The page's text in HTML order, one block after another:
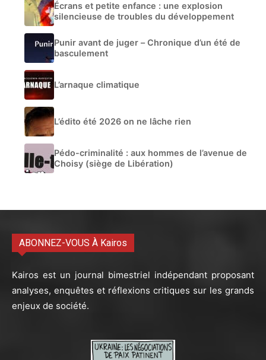
Écrans et petite enfance : une explosion
silencieuse de troubles du développement
Punir avant de juger – Chronique d’un été de
basculement
L’arnaque climatique
L’édito été 2026 on ne lâche rien
Pédo-criminalité : aux hommes de l’avenue de
Choisy (siège de Libération)
ABONNEZ-VOUS À Kairos
Kairos est un journal bimestriel indépendant proposant
analyses, enquêtes et réflexions critiques sur les grands
enjeux de société.